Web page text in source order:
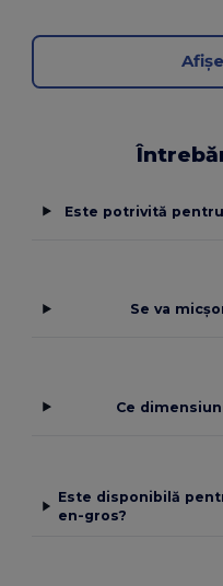
Este potrivită
Se va
Ce
Este disponibilă
en-gros?